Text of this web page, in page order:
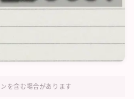
を含む場合があります